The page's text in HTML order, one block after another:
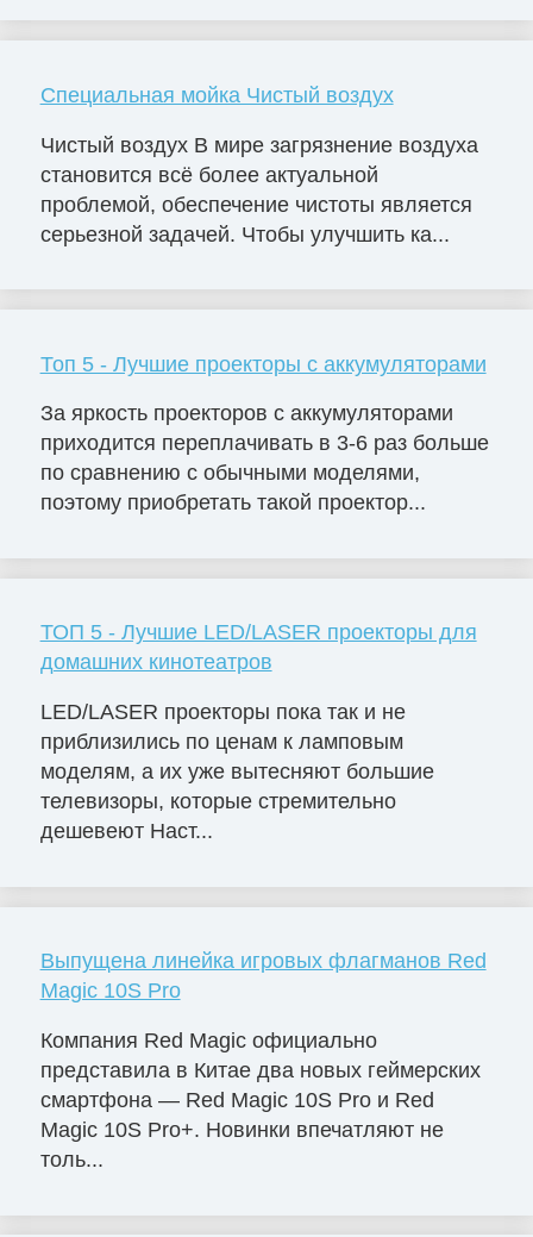
Специальная мойка Чистый воздух
Чистый воздух В мире загрязнение воздуха
становится всё более актуальной
проблемой, обеспечение чистоты является
серьезной задачей. Чтобы улучшить ка...
Топ 5 - Лучшие проекторы с аккумуляторами
За яркость проекторов с аккумуляторами
приходится переплачивать в 3-6 раз больше
по сравнению с обычными моделями,
поэтому приобретать такой проектор...
ТОП 5 - Лучшие LED/LASER проекторы для
домашних кинотеатров
LED/LASER проекторы пока так и не
приблизились по ценам к ламповым
моделям, а их уже вытесняют большие
телевизоры, которые стремительно
дешевеют Наст...
Выпущена линейка игровых флагманов Red
Magic 10S Pro
Компания Red Magic официально
представила в Китае два новых геймерских
смартфона — Red Magic 10S Pro и Red
Magic 10S Pro+. Новинки впечатляют не
толь...